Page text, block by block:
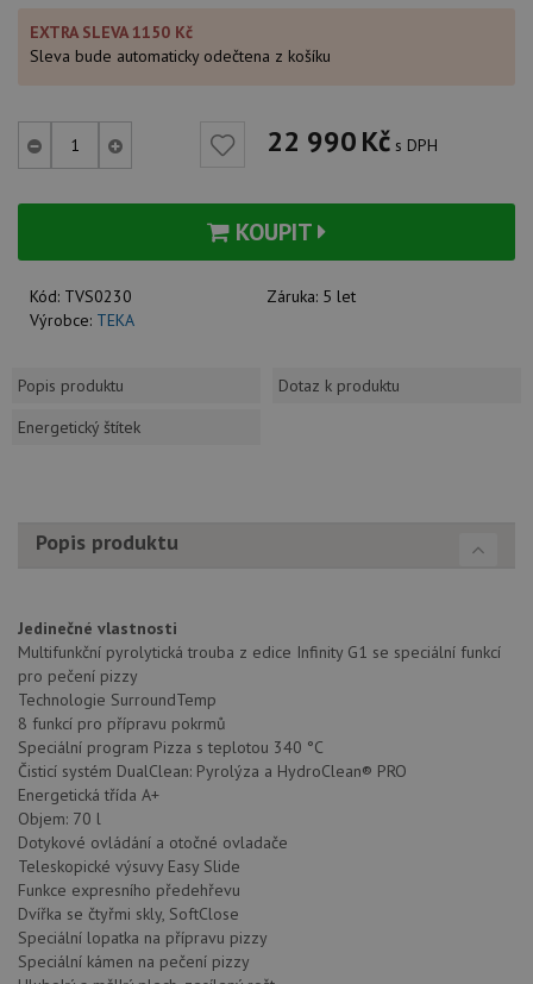
EXTRA SLEVA 1150 Kč
Sleva bude automaticky odečtena z košíku
22 990Kč s DPH
KOUPIT
Kód: TVS0230 Záruka: 5 let
Výrobce: TEKA
Popis produktu
Dotaz k produktu
Energetický štítek
Popis produktu
Jedinečné vlastnosti
Multifunkční pyrolytická trouba z edice Infinity G1 se speciální funkcí
pro pečení pizzy
Technologie SurroundTemp
8 funkcí pro přípravu pokrmů
Speciální program Pizza s teplotou 340 °C
Čisticí systém DualClean: Pyrolýza a HydroClean® PRO
Energetická třída A+
Objem: 70 l
Dotykové ovládání a otočné ovladače
Teleskopické výsuvy Easy Slide
Funkce expresního předehřevu
Dvířka se čtyřmi skly, SoftClose
Speciální lopatka na přípravu pizzy
Speciální kámen na pečení pizzy